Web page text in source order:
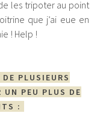
les tripoter au point
que j’ai eue en
! Help !
PLUSIEURS
UN PEU PLUS DE
: